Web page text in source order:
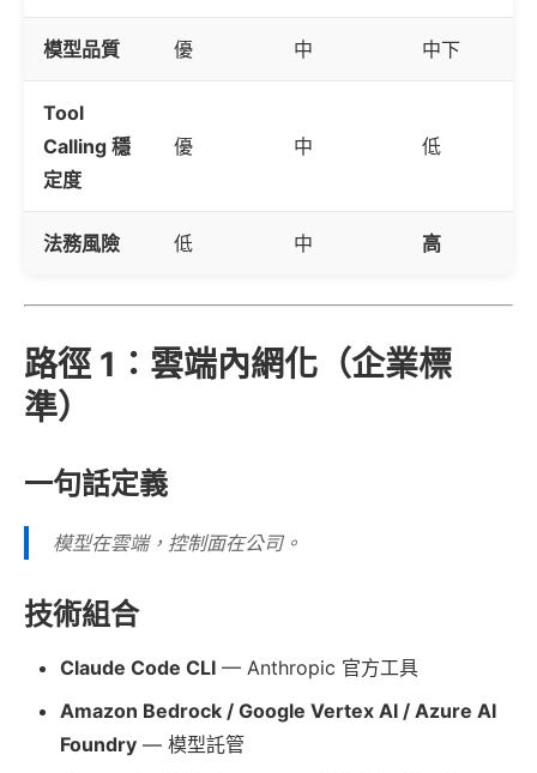
模型品質 優 中 中下
Tool
Calling 穩
定度
優 中 低
法務風險 低 中 高
路徑 1：雲端內網化（企業標
準）
一句話定義
模型在雲端，控制面在公司。
技術組合
Claude Code CLI — Anthropic 官方工具
Amazon Bedrock / Google Vertex AI / Azure AI
Foundry — 模型託管